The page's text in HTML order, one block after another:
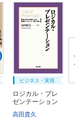
須川綾子
ビジネス・実用
ロジカル・プレ
ゼンテーション
高田貴久